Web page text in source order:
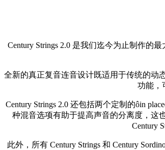
Century Strings 2.0 是我们迄今为止制作的
全新的真正复音连音设计既适用于传统的动
功能，
Century Strings 2.0 还包括两个定制的ôin
种混音选项有助于提高声音的分离度，这
Century
此外，所有 Century Strings 和 Century